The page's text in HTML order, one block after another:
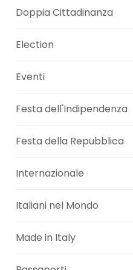
Doppia Cittadinanza
Election
Eventi
Festa dell'Indipendenza
Festa della Repubblica
Internazionale
Italiani nel Mondo
Made in Italy